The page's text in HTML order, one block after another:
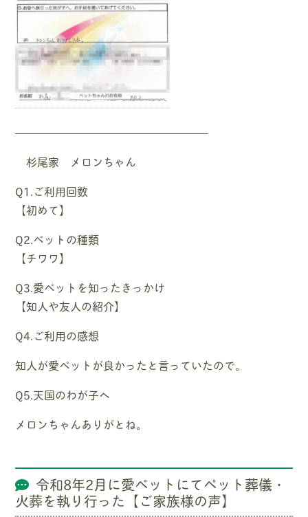
—————————————————–
杉尾家 メロンちゃん
Q1.ご利用回数
【初めて】
Q2.ペットの種類
【チワワ】
Q3.愛ペットを知ったきっかけ
【知人や友人の紹介】
Q4.ご利用の感想
知人が愛ペットが良かったと言っていたので。
Q5.天国のわが子へ
メロンちゃんありがとね。
令和8年2月に愛ペットにてペット葬儀・
火葬を執り行った【ご家族様の声】